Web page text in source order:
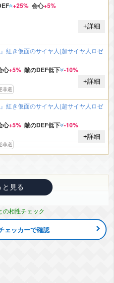
+25% 会心+5%
+詳細
紅き仮面のサイヤ人(超サイヤ人ロゼ
心+5% 敵のDEF低下 -10%
非道
+詳細
紅き仮面のサイヤ人(超サイヤ人ロゼ
心+5% 敵のDEF低下 -10%
非道
+詳細
詳細
マス+ゴクウブラック(超サイヤ人ロ
心+5% 敵のDEF低下
超えし者
悪逆非道
+詳細
の相性チェック
ェッカーで確認